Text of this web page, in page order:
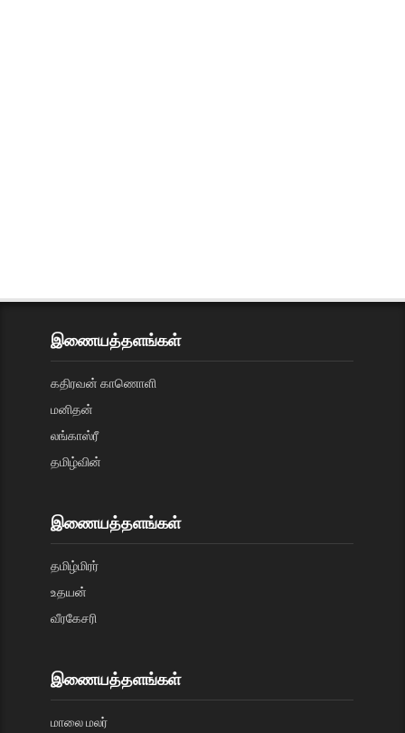
இணையத்தளங்கள்
கதிரவன் காணொளி
மனிதன்
லங்காஸ்ரீ
தமிழ்வின்
இணையத்தளங்கள்
தமிழ்மிரர்
உதயன்
வீரகேசரி
இணையத்தளங்கள்
மாலை மலர்